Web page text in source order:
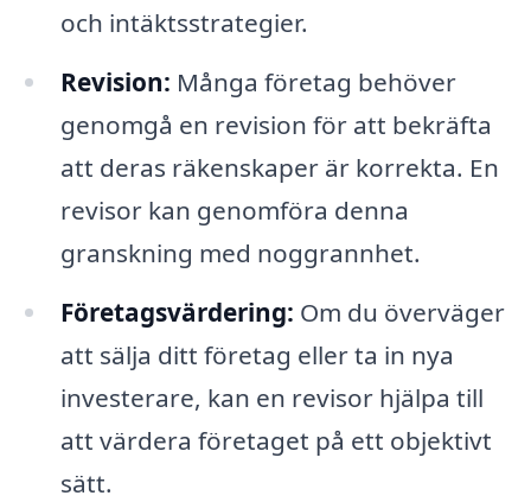
och intäktsstrategier.
Revision: Många företag behöver
genomgå en revision för att bekräfta
att deras räkenskaper är korrekta. En
revisor kan genomföra denna
granskning med noggrannhet.
Företagsvärdering: Om du överväger
att sälja ditt företag eller ta in nya
investerare, kan en revisor hjälpa till
att värdera företaget på ett objektivt
sätt.